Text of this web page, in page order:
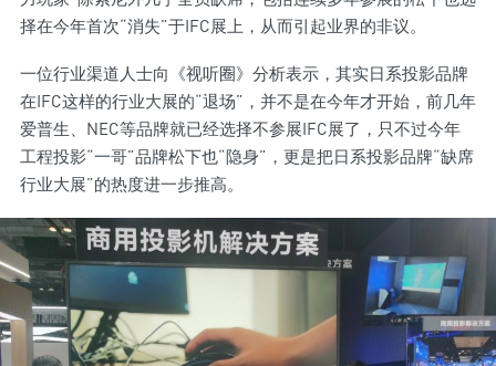
择在今年首次“消失”于IFC展上，从而引起业界的非议。
一位行业渠道人士向《视听圈》分析表示，其实日系投影品牌
在IFC这样的行业大展的“退场”，并不是在今年才开始，前几年
爱普生、NEC等品牌就已经选择不参展IFC展了，只不过今年
工程投影“一哥”品牌松下也“隐身”，更是把日系投影品牌“缺席
行业大展”的热度进一步推高。